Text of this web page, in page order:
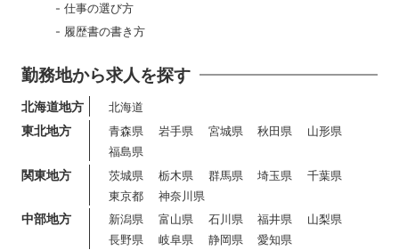
仕事の選び方
履歴書の書き方
勤務地から求人を探す
北海道地方 北海道
東北地方 青森県 岩手県 宮城県 秋田県
山形県
福島県
関東地方 茨城県 栃木県 群馬県 埼玉県
千葉県
東京都
神奈川県
中部地方 新潟県 富山県 石川県 福井県
山梨県
長野県
岐阜県 静岡県 愛知県